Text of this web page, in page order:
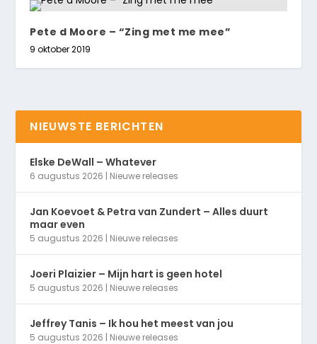
Pete d Moore – “Zing met me mee”
9 oktober 2019
NIEUWSTE BERICHTEN
Elske DeWall – Whatever
6 augustus 2026 | Nieuwe releases
Jan Koevoet & Petra van Zundert – Alles duurt
maar even
5 augustus 2026 | Nieuwe releases
Joeri Plaizier – Mijn hart is geen hotel
5 augustus 2026 | Nieuwe releases
Jeffrey Tanis – Ik hou het meest van jou
5 augustus 2026 | Nieuwe releases